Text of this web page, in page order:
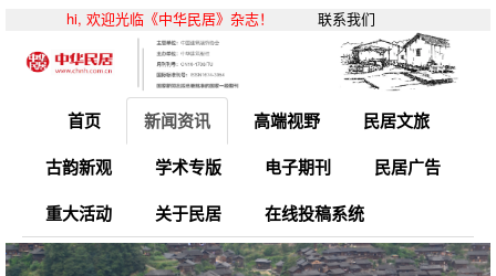
hi, 欢迎光临《中华民居》杂志！ 联系我们
首页 新闻资讯 高端视野
民居文旅
古韵新观
学术专版 电子期刊
民居广告
重大活动
关于民居 在线投稿系统